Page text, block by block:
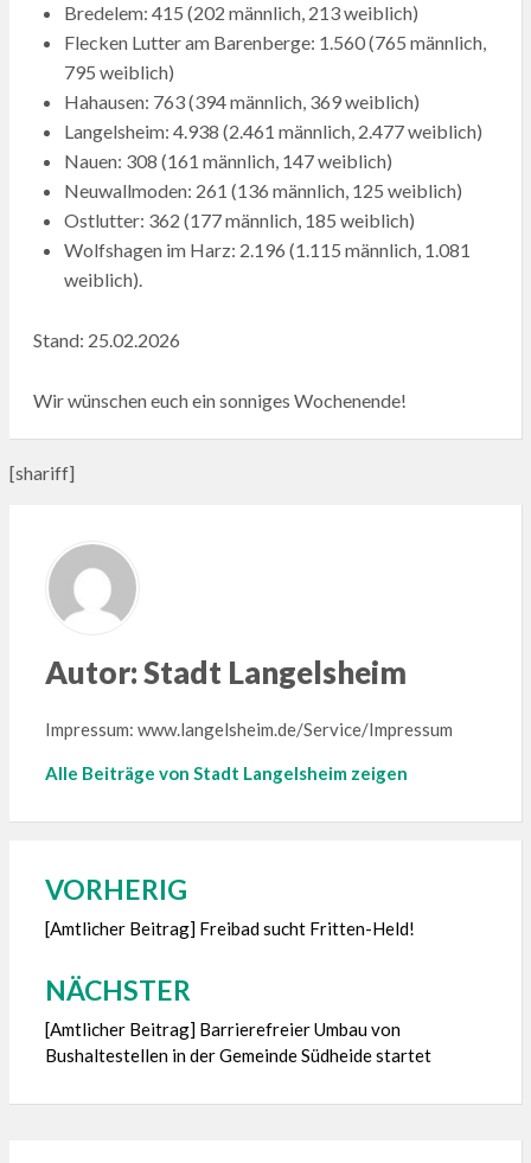
Bredelem: 415 (202 männlich, 213 weiblich)
Flecken Lutter am Barenberge: 1.560 (765 männlich,
795 weiblich)
Hahausen: 763 (394 männlich, 369 weiblich)
Langelsheim: 4.938 (2.461 männlich, 2.477 weiblich)
Nauen: 308 (161 männlich, 147 weiblich)
Neuwallmoden: 261 (136 männlich, 125 weiblich)
Ostlutter: 362 (177 männlich, 185 weiblich)
Wolfshagen im Harz: 2.196 (1.115 männlich, 1.081
weiblich).
Stand: 25.02.2026
Wir wünschen euch ein sonniges Wochenende!
[shariff]
Autor:Stadt Langelsheim
Impressum: www.langelsheim.de/Service/Impressum
Alle Beiträge von Stadt Langelsheim zeigen
Beitragsnavigation
VORHERIG
[Amtlicher Beitrag] Freibad sucht Fritten-Held!
NÄCHSTER
[Amtlicher Beitrag] Barrierefreier Umbau von
Bushaltestellen in der Gemeinde Südheide startet